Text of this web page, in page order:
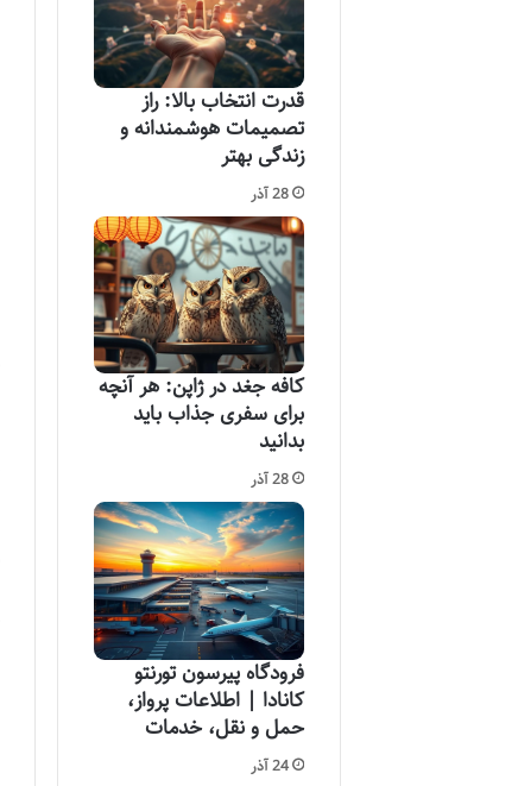
قدرت انتخاب بالا: راز
تصمیمات هوشمندانه و
زندگی بهتر
28 آذر
کافه جغد در ژاپن: هر آنچه
برای سفری جذاب باید
بدانید
28 آذر
فرودگاه پیرسون تورنتو
کانادا | اطلاعات پرواز،
حمل و نقل، خدمات
24 آذر